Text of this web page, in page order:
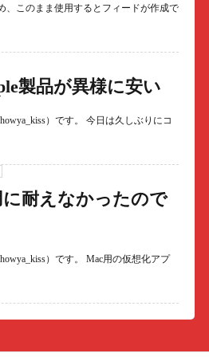
、このまま使用するとフィードが作成で
製品が異様に安い
）です。 今日は久しぶりにコ
耐えなかったので
）です。 Mac用の仮想化アプ